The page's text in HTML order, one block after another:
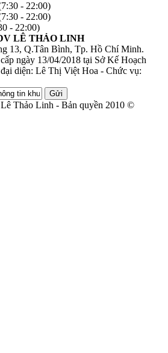
- 22:00)
- 22:00)
- 22:00)
LÊ THẢO LINH
13, Q.Tân Bình, Tp. Hồ Chí Minh.
ngày 13/04/2018 tại Sở Kế Hoạch
diện: Lê Thị Việt Hoa - Chức vụ:
Gửi
Thảo Linh - Bản quyền 2010 ©